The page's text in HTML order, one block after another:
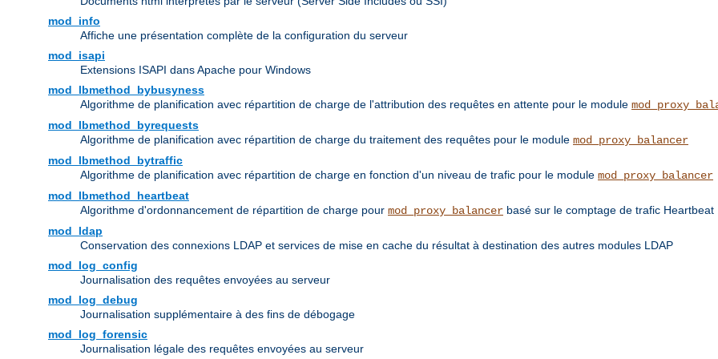
mod_info
Affiche une présentation complète de la configuration du serveur
mod_isapi
Extensions ISAPI dans Apache pour Windows
mod_lbmethod_bybusyness
Algorithme de planification avec répartition de charge de l'attribution des requêtes en attente pour le module
mod_lbmethod_byrequests
Algorithme de planification avec répartition de charge du traitement des requêtes pour le module mod_proxy_balancer
mod_lbmethod_bytraffic
Algorithme de planification avec répartition de charge en fonction d'un niveau de trafic pour le module mod_proxy_balancer
mod_lbmethod_heartbeat
Algorithme d'ordonnancement de répartition de charge pour mod_proxy_balancer basé sur le comptage de trafic Heartbeat
mod_ldap
Conservation des connexions LDAP et services de mise en cache du résultat à destination des autres modules LDAP
mod_log_config
Journalisation des requêtes envoyées au serveur
mod_log_debug
Journalisation supplémentaire à des fins de débogage
mod_log_forensic
Journalisation légale des requêtes envoyées au serveur